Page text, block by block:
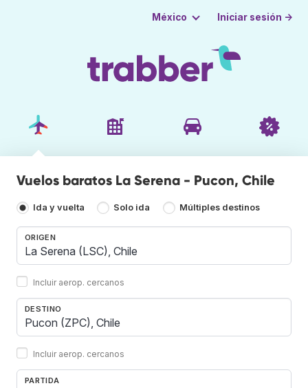
México Iniciar sesión →
Vuelos baratos La Serena - Pucon, Chile
Ida y vuelta Solo ida Múltiples destinos
ORIGEN
Incluir aerop. cercanos
DESTINO
Incluir aerop. cercanos
PARTIDA